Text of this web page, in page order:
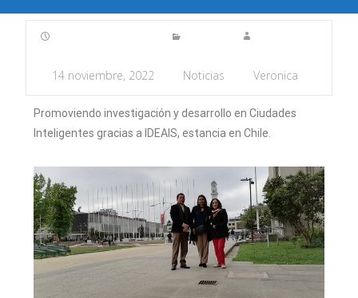
14 noviembre, 2022 Noticias Veronica
Promoviendo investigación y desarrollo en Ciudades
Inteligentes gracias a IDEAIS, estancia en Chile.